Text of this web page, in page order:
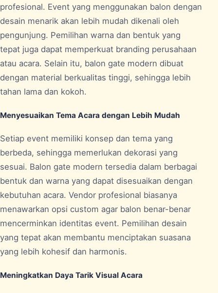
profesional. Event yang menggunakan balon dengan
desain menarik akan lebih mudah dikenali oleh
pengunjung. Pemilihan warna dan bentuk yang
tepat juga dapat memperkuat branding perusahaan
atau acara. Selain itu, balon gate modern dibuat
dengan material berkualitas tinggi, sehingga lebih
tahan lama dan kokoh.
Menyesuaikan Tema Acara dengan Lebih Mudah
Setiap event memiliki konsep dan tema yang
berbeda, sehingga memerlukan dekorasi yang
sesuai. Balon gate modern tersedia dalam berbagai
bentuk dan warna yang dapat disesuaikan dengan
kebutuhan acara. Vendor profesional biasanya
menawarkan opsi custom agar balon benar-benar
mencerminkan identitas event. Pemilihan desain
yang tepat akan membantu menciptakan suasana
yang lebih kohesif dan harmonis.
Meningkatkan Daya Tarik Visual Acara